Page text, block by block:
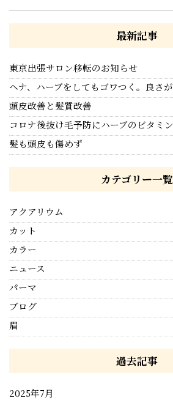
最新記事
東京出張サロン移転のお知らせ
ヘナ、ハーブをしてもゴワつく。良さ
頭皮改善と髪質改善
コロナ後抜け毛予防にハーブのビタミン
髪も頭皮も傷めず
カテゴリー一覧
アクアリウム
カット
カラー
ニュース
パーマ
ブログ
眉
過去記事
2025年7月